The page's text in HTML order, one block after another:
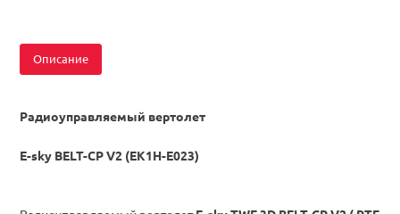
Описание
Радиоуправляемый вертолет
E-sky BELT-CP V2 (EK1H-E023)